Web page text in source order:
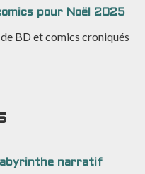
pour Noël 2025
BD et comics croniqués
narratif